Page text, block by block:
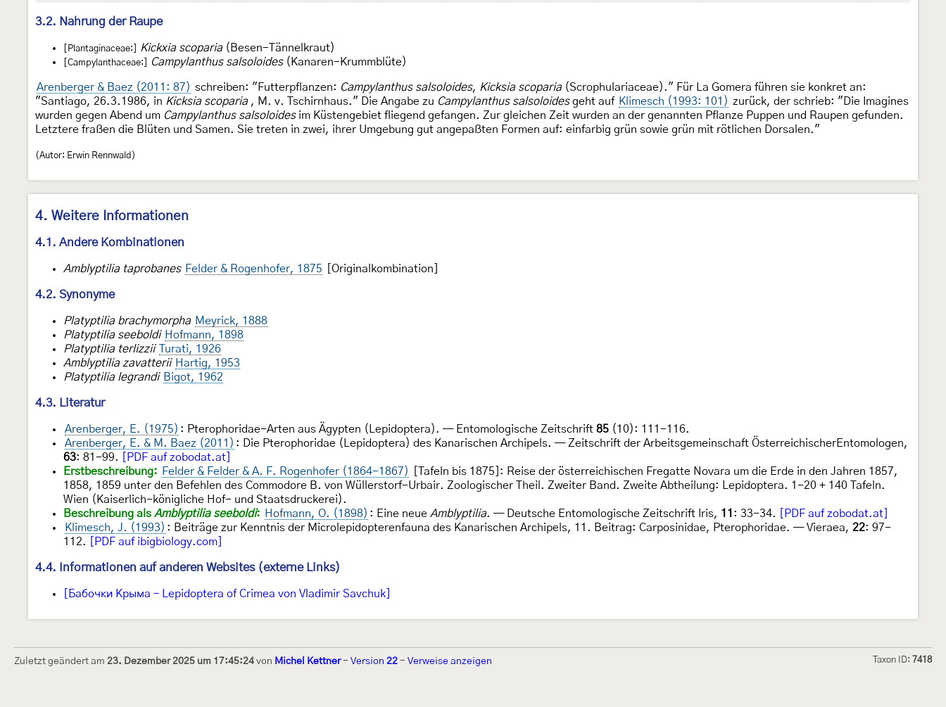
3.2. Nahrung der Raupe
[Plantaginaceae:] Kickxia scoparia(Besen-Tännelkraut)
[Campylanthaceae:] Campylanthus salsoloides(Kanaren-Krummblüte)
Arenberger & Baez (2011: 87) schreiben: "Futterpflanzen: Campylanthus salsoloides, Kicksia scoparia(Scrophulariaceae)." Für La Gomera führen sie konkret an:
"Santiago, 26.3.1986, in Kicksia scoparia, M. v. Tschirnhaus." Die Angabe zu Campylanthus salsoloidesgeht auf Klimesch (1993: 101) zurück, der schrieb: "Die Imagines
wurden gegen Abend um Campylanthus salsoloidesim Küstengebiet fliegend gefangen. Zur gleichen Zeit wurden an der genannten Pflanze Puppen und Raupen gefunden.
Letztere fraßen die Blüten und Samen. Sie treten in zwei, ihrer Umgebung gut angepaßten Formen auf: einfarbig grün sowie grün mit rötlichen Dorsalen."
(Autor: Erwin Rennwald)
4. Weitere Informationen
4.1. Andere Kombinationen
Amblyptilia taprobanes Felder & Rogenhofer, 1875 [Originalkombination]
4.2. Synonyme
Platyptilia brachymorpha Meyrick, 1888
Platyptilia seeboldi Hofmann, 1898
Platyptilia terlizzii
Turati, 1926
Amblyptilia zavatterii Hartig, 1953
Platyptilia legrandi Bigot, 1962
4.3. Literatur
Arenberger, E. (1975) : Pterophoridae-Arten aus Ägypten (Lepidoptera). — Entomologische Zeitschrift 85 (10): 111-116.
Arenberger, E. & M. Baez (2011) : Die Pterophoridae (Lepidoptera) des Kanarischen Archipels. — Zeitschrift der Arbeitsgemeinschaft ÖsterreichischerEntomologen,
63: 81-99.
[PDF auf zobodat.at]
Erstbeschreibung: Felder & Felder & A. F. Rogenhofer (1864-1867)
[Tafeln bis 1875]: Reise der österreichischen Fregatte Novara um die Erde in den Jahren 1857,
1858, 1859 unter den Befehlen des Commodore B. von Wüllerstorf-Urbair. Zoologischer Theil. Zweiter Band. Zweite Abtheilung: Lepidoptera. 1-20 + 140 Tafeln.
Wien (Kaiserlich-königliche Hof- und Staatsdruckerei).
Beschreibung als Amblyptilia seeboldi: Hofmann, O. (1898) : Eine neue Amblyptilia. — Deutsche Entomologische Zeitschrift Iris, 11 : 33-34.
[PDF auf zobodat.at]
Klimesch, J. (1993) : Beiträge zur Kenntnis der Microlepidopterenfauna des Kanarischen Archipels, 11. Beitrag: Carposinidae, Pterophoridae. — Vieraea, 22: 97-
112.
[PDF auf ibigbiology.com]
4.4. Informationen auf anderen Websites (externe Links)
[Бабочки Крыма – Lepidoptera of Crimea von Vladimir Savchuk]
Zuletzt geändert am 23. Dezember 2025 um 17:45:24 von Michel Kettner- Version 22 - Verweise anzeigen Taxon ID: 7418